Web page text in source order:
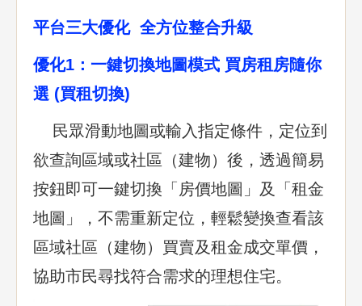
平台三大優化 全方位整合升級
優化1：一鍵切換地圖模式 買房租房隨你
選 (買租切換)
民眾滑動地圖或輸入指定條件，定位到
欲查詢區域或社區（建物）後，透過簡易
按鈕即可一鍵切換「房價地圖」及「租金
地圖」，不需重新定位，輕鬆變換查看該
區域社區（建物）買賣及租金成交單價，
協助市民尋找符合需求的理想住宅。